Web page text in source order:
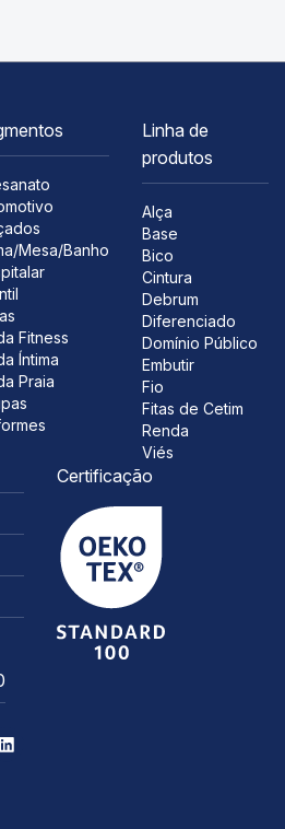
Mesa/Banho
Fitness
Íntima
Praia
Linha de
produtos
Alça
Base
Bico
Cintura
Debrum
Diferenciado
Domínio Público
Embutir
Fio
Fitas de Cetim
Renda
Viés
Certificação